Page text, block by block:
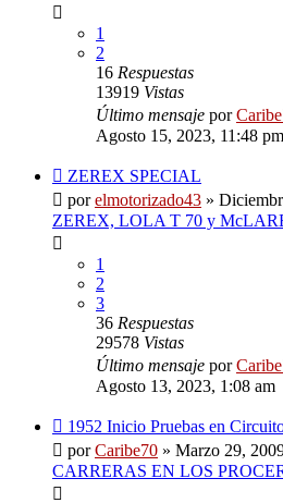
1
2
16 Respuestas
13919 Vistas
Último mensaje por
Agosto 15, 2023, 11:48 pm
Nuevo
mensaje
ZEREX SPECIAL
porelmotorizado43 »
ZEREX, LOLA T 70 y
1
2
3
36 Respuestas
29578 Vistas
Último mensaje por
Agosto 13, 2023, 1:08 am
Nuevo
mensaje
1952 Inicio Pruebas en
porCaribe70 » Marzo 29,
CARRERAS EN LOS